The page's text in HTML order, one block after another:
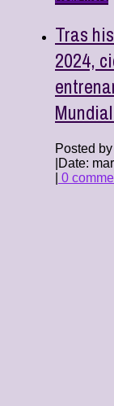
Tras
2024,
Posted by
Date:
0